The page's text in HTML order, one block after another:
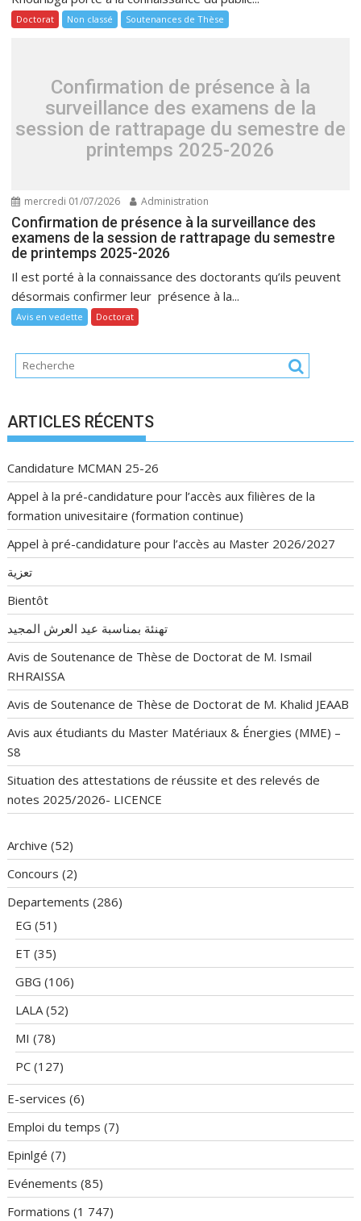
Doctorat Non classé Soutenances de Thèse
Confirmation de présence à la
surveillance des examens de la
session de rattrapage du semestre de
printemps 2025-2026
mercredi 01/07/2026 Administration
Confirmation de présence à la surveillance des
examens de la session de rattrapage du semestre
de printemps 2025-2026
Il est porté à la connaissance des doctorants qu’ils peuvent
désormais confirmer leur présence à la...
Avis en vedette Doctorat
ARTICLES RÉCENTS
Candidature MCMAN 25-26
Appel à la pré-candidature pour l’accès aux filières de la
formation univesitaire (formation continue)
Appel à pré-candidature pour l’accès au Master 2026/2027
تعزية
Bientôt
تهنئة بمناسبة عيد العرش المجيد
Avis de Soutenance de Thèse de Doctorat de M. Ismail
RHRAISSA
Avis de Soutenance de Thèse de Doctorat de M. Khalid JEAAB
Avis aux étudiants du Master Matériaux & Énergies (MME) –
S8
Situation des attestations de réussite et des relevés de
notes 2025/2026- LICENCE
Archive (52)
Concours (2)
Departements (286)
EG (51)
ET (35)
GBG (106)
LALA(52)
MI (78)
PC (127)
E-services (6)
Emploi du temps (7)
Epinlgé (7)
Evénements (85)
Formations (1 747)